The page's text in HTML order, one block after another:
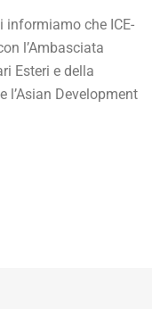
informiamo che ICE-
l’Ambasciata
Esteri e della
l’Asian Development